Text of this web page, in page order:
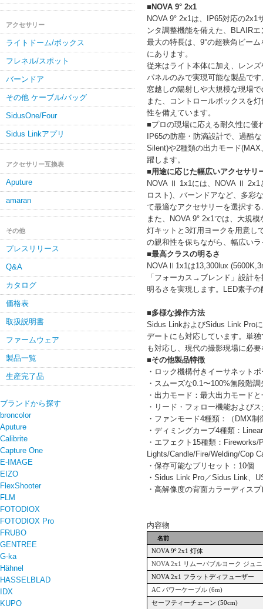
アクセサリー
ライトドーム/ボックス
フレネル/スポット
バーンドア
その他 ケーブル/バッグ
SidusOne/Four
Sidus Linkアプリ
アクセサリー互換表
Aputure
amaran
その他
プレスリリース
Q&A
カタログ
価格表
取扱説明書
ファームウェア
製品一覧
生産完了品
ブランドから探す
broncolor
Aputure
Calibrite
Capture One
E-IMAGE
EIZO
FlexShooter
FLM
FOTODIOX
FOTODIOX Pro
FRUBO
GENTREE
G-ka
Hähnel
HASSELBLAD
IDX
KUPO
■NOVA 9° 2x1
NOVA 9° 2x1は、IP65対応の
ンタ調整機能を備えた、BLAIR
最大の特長は、9°の超狭角ビー
にあります。
従来はライト本体に加え、レン
パネルのみで実現可能な製品です
窓越しの陽射しや大規模な現場
また、コントロールボックスを
性を備えています。
■プロの現場に応える耐久性に優
IP65の防塵・防滴設計で、過酷
Silent)や2種類の出力モード
躍します。
■用途に応じた幅広いアクセサリ
NOVA Ⅱ 1x1には、NOVA Ⅱ 2x1
ロスト)、バーンドアなど、多彩
て最適なアクセサリーを選択す
また、NOVA 9° 2x1では、大規
灯キットと3灯用ヨークを用意し
の親和性を保ちながら、幅広い
■最高クラスの明るさ
NOVAⅡ1x1は13,300lux
「フォーカス→ブレンド」設計
明るさを実現します。LED素子
■多様な操作方法
Sidus LinkおよびSidus Link Pro
デートにも対応しています。単
も対応し、現代の撮影現場に必
■その他製品特徴
・ロック機構付きイーサネット
・スムーズな0.1〜100%無段階調
・出力モード：最大出力モード
・リード・フォロー機能および
・ファンモード4種類：（DMX制
・ディミングカーブ4種類：
・エフェクト15種類：
Lights/Candle/Fire/Welding/Cop
・保存可能なプリセット：10個
・Sidus Link Pro／Sidus Link、
・高解像度の背面カラーディス
内容物
名前
NOVA 9º2x1 灯体
NOVA 2x1
リムーバブルヨーク ジュ
NOVA 2x1
フラットディフューザー
AC パワーケーブル(6m)
セーフティーチェーン (50cm)